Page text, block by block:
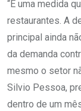
“É uma medida
restaurantes. A
principal ainda
da demanda
mesmo o setor
Silvio Pessoa,
dentro de um